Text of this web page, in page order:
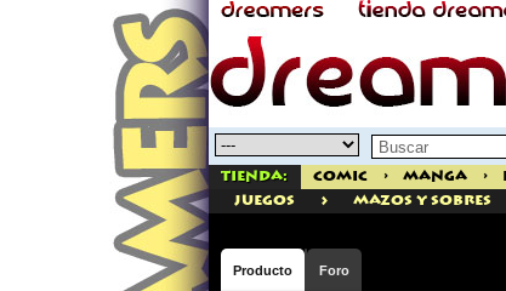
Tienda: Comic > Manga >
juegos
> MAZOS Y SOBRES
Producto Foro